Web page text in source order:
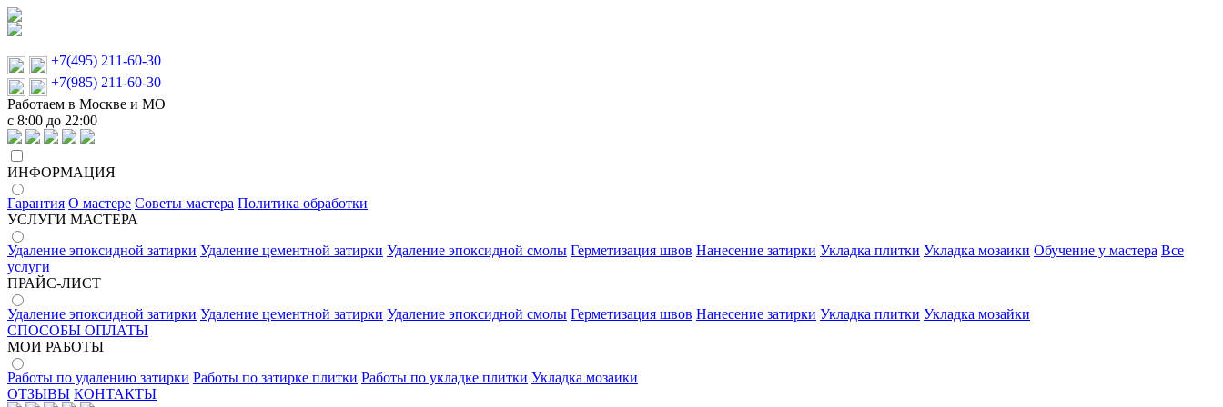
+7(495) 211-60-30
+7(985) 211-60-30
Работаем в Москве и МО
с 8:00 до 22:00
ИНФОРМАЦИЯ
Гарантия О мастере Советы мастера Политика обработки
УСЛУГИ МАСТЕРА
Удаление эпоксидной затирки Удаление цементной затирки Удаление эпоксидной смолы Герметизация швов Нанесение затирки Укладка плитки Укладка мозаики Обучение у мастера Все
услуги
ПРАЙС-ЛИСТ
Удаление эпоксидной затирки Удаление цементной затирки Удаление эпоксидной смолы Герметизация швов Нанесение затирки Укладка плитки Укладка мозайки
СПОСОБЫ ОПЛАТЫ
МОИ РАБОТЫ
Работы по удалению затирки Работы по затирке плитки Работы по укладке плитки Укладка мозаики
ОТЗЫВЫ КОНТАКТЫ